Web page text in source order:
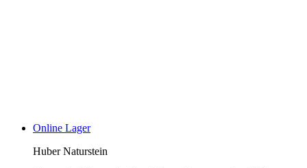
Online Lager
Huber Naturstein